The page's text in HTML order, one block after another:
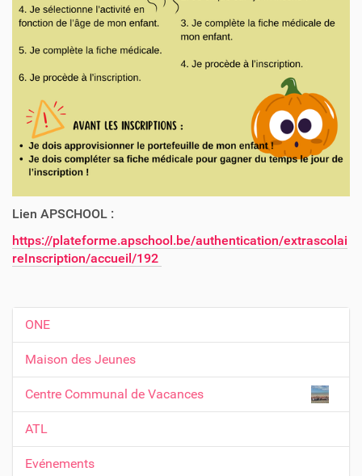
Lien APSCHOOL :
https://plateforme.apschool.be/authentication/extrascolai
reInscription/accueil/192
N
a
v
i
g
a
t
ONE
Maison des Jeunes
Centre Communal de Vacances
ATL
Evénements